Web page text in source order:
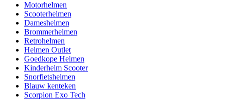
Motorhelmen
Scooterhelmen
Dameshelmen
Brommerhelmen
Retrohelmen
Helmen Outlet
Goedkope Helmen
Kinderhelm Scooter
Snorfietshelmen
Blauw kenteken
Scorpion Exo Tech